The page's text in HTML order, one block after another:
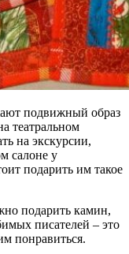
подвижный образ
театральном
на экскурсии,
салоне у
подарить им такое
подарить камин,
писателей – это
понравиться.